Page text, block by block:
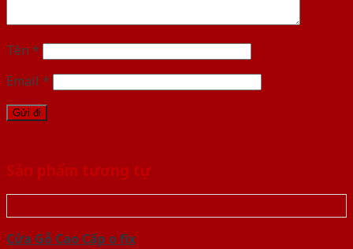
Tên *
Email *
Sản phẩm tương tự
Cửa Gỗ Cao Cấp o fix